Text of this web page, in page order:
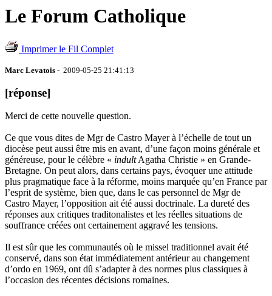
Le Forum Catholique
Imprimer le Fil Complet
Marc Levatois - 2009-05-25 21:41:13
[réponse]
Merci de cette nouvelle question.
Ce que vous dites de Mgr de Castro Mayer à l’échelle de tout un
diocèse peut aussi être mis en avant, d’une façon moins générale et
généreuse, pour le célèbre « indultAgatha Christie » en Grande-
Bretagne. On peut alors, dans certains pays, évoquer une attitude
plus pragmatique face à la réforme, moins marquée qu’en France par
l’esprit de système, bien que, dans le cas personnel de Mgr de
Castro Mayer, l’opposition ait été aussi doctrinale. La dureté des
réponses aux critiques traditonalistes et les réelles situations de
souffrance créées ont certainement aggravé les tensions.
Il est sûr que les communautés où le missel traditionnel avait été
conservé, dans son état immédiatement antérieur au changement
d’ordo en 1969, ont dû s’adapter à des normes plus classiques à
l’occasion des récentes décisions romaines.